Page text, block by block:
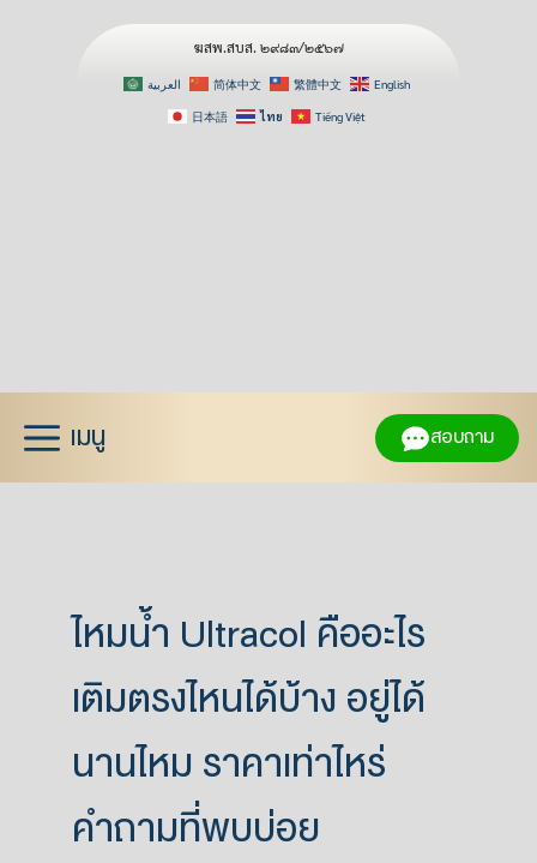
ฆสพ.สบส. ๒๙๘๓/๒๕๖๗
العربية 简体中文 繁體中文 English
日本語 ไทย Tiếng Việt
เมนู สอบถาม
ไหมน้ำ Ultracol คืออะไร
เติมตรงไหนได้บ้าง อยู่ได้
นานไหม ราคาเท่าไหร่
คำถามที่พบบ่อย